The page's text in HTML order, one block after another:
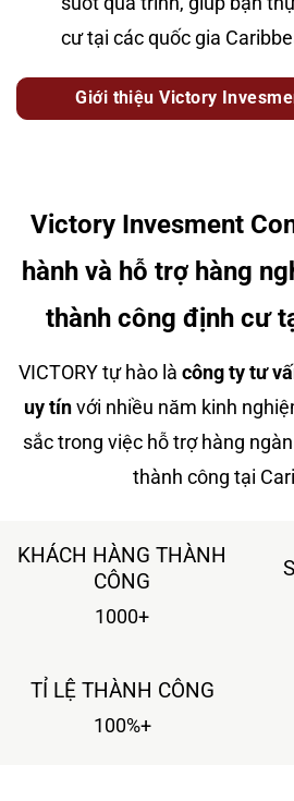
cư tại các quốc gia
Giới thiệu Victory
Victory Invesment
hành và hỗ trợ hàng
thành công định cư
VICTORY tự hào là công ty tư
uy tínvới nhiều năm kinh
sắc trong việc hỗ trợ hàng
thành công tại
KHÁCH HÀNG THÀNH
CÔNG
1000+
TỈ LỆ THÀNH CÔNG
100%+